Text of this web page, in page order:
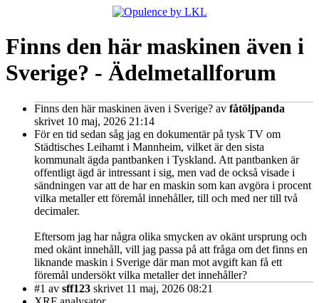
Finns den här maskinen även i
Sverige? - Ädelmetallforum
Finns den här maskinen även i Sverige? av fåtöljpanda
skrivet 10 maj, 2026 21:14
För en tid sedan såg jag en dokumentär på tysk TV om
Städtisches Leihamt i Mannheim, vilket är den sista
kommunalt ägda pantbanken i Tyskland. Att pantbanken är
offentligt ägd är intressant i sig, men vad de också visade i
sändningen var att de har en maskin som kan avgöra i procent
vilka metaller ett föremål innehåller, till och med ner till två
decimaler.
Eftersom jag har några olika smycken av okänt ursprung och
med okänt innehåll, vill jag passa på att fråga om det finns en
liknande maskin i Sverige där man mot avgift kan få ett
föremål undersökt vilka metaller det innehåller?
#1 av sff123 skrivet 11 maj, 2026 08:21